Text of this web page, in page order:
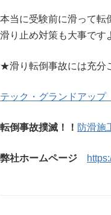
本当に受験前に滑って転
滑り止め対策も大事です
★滑り転倒事故には充分
テック・グランドアッ
転倒事故撲滅！！ 防滑施
弊社ホームページ